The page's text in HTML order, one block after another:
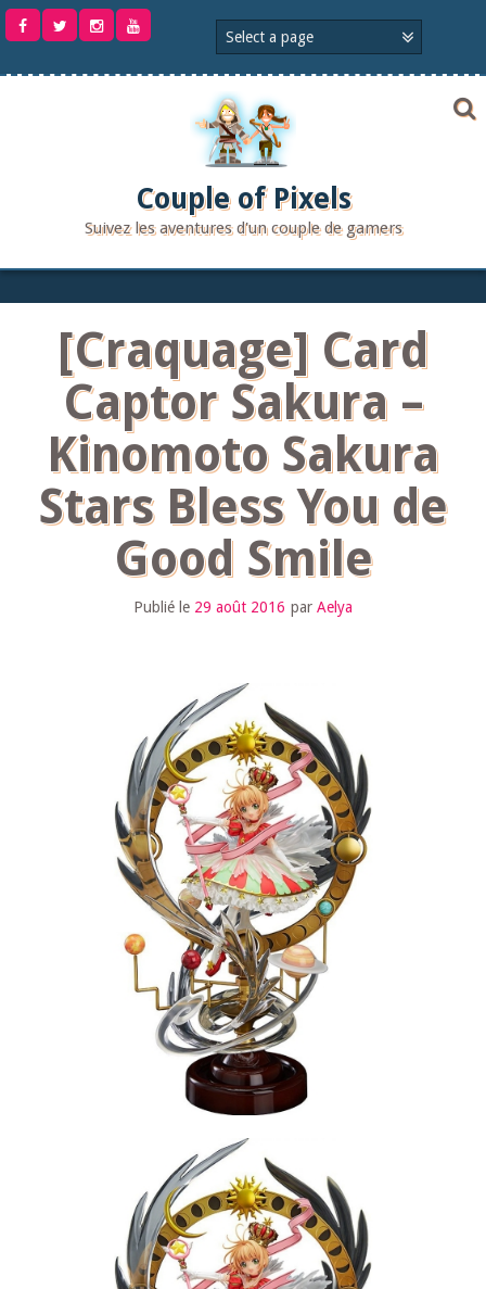
Aller
Couple of Pixels
Suivez les aventures d'un couple de gamers
[Craquage] Card
Captor Sakura –
Kinomoto Sakura
Stars Bless You de
Good Smile
Publié le 29 août 2016 par Aelya